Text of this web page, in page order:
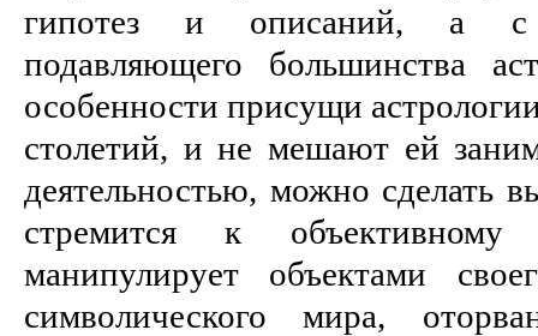
гипотез и описаний, а с
подавляющего большинства
особенности присущи
столетий, и не мешают ей
деятельностью, можно сделать
стремится к
манипулирует объектами
символического мира,